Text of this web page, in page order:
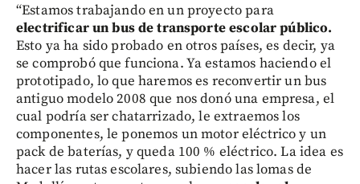
“Estamos trabajando en un proyecto para
electrificar un bus de transporte escolar público.
Esto ya ha sido probado en otros países, es decir, ya
se comprobó que funciona. Ya estamos haciendo el
prototipado, lo que haremos es reconvertir un bus
antiguo modelo 2008 que nos donó una empresa, el
cual podría ser chatarrizado, le extraemos los
componentes, le ponemos un motor eléctrico y un
pack de baterías, y queda 100 % eléctrico. La idea es
hacer las rutas escolares, subiendo las lomas de